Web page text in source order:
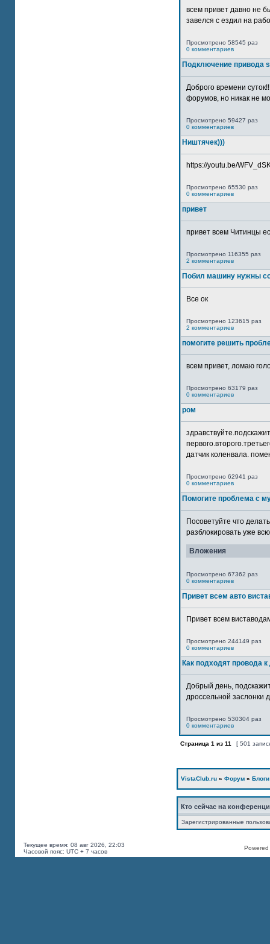
всем привет давно не
завелся с ездил на
Просмотрено 58545 раз
0 комментариев
Подключение привода
Доброго времени
форумов, но никак не
Просмотрено 59427 раз
0 комментариев
Ништячек)))
https://youtu.be/
Просмотрено 65530 раз
0 комментариев
привет
привет всем Читинцы
Просмотрено 116355 раз
2 комментариев
Побил машину нужны
Все ок
Просмотрено 123615 раз
2 комментариев
помогите решить
всем привет, ломаю
Просмотрено 63179 раз
0 комментариев
ром
датчик коленвала.
Просмотрено 62941 раз
0 комментариев
Помогите проблема с
Посоветуйте что
разблокировать уже
Вложения
Просмотрено 67362 раз
0 комментариев
Привет всем авто
Привет всем
Просмотрено 244149 раз
0 комментариев
Как подходят провода
Добрый день,
дроссельной заслонки
Просмотрено 530304 раз
0 комментариев
Страница 1 из 11 [ 501
VistaClub.ru » Форум » Блоги
Кто сейчас на
Зарегистрированные
Текущее время: 08 авг 2026, 22:03
Часовой пояс: UTC + 7 часов